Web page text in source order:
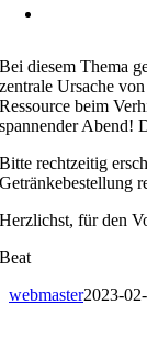
Bei diesem Thema
zentrale Ursache
Ressource beim
spannender Abend!
Bitte rechtzeitig
Getränkebestellung
Herzlichst, für den
Beat
webmaster2023-